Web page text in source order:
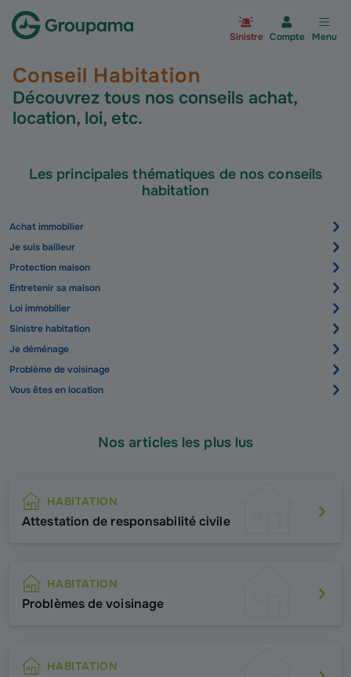
Sinistre Compte Menu
Conseil Habitation
Découvrez tous nos conseils achat,
location, loi, etc.
Les principales thématiques de nos conseils
habitation
Achat immobilier
Je suis bailleur
Protection maison
Entretenir sa maison
Loi immobilier
Sinistre habitation
Je déménage
Problème de voisinage
Vous êtes en location
Nos articles les plus lus
HABITATION
Attestation de responsabilité civile
HABITATION
Problèmes de voisinage
HABITATION